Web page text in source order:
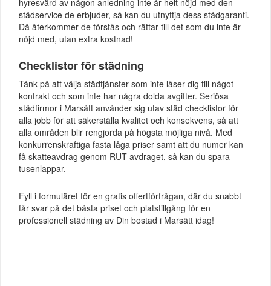
städservice de erbjuder, så kan du utnyttja dess städgaranti.
Då återkommer de förstås och rättar till det som du inte är
nöjd med, utan extra kostnad!
Checklistor för städning
Tänk på att välja städtjänster som inte låser dig till något
kontrakt och som inte har några dolda avgifter. Seriösa
städfirmor i Marsätt använder sig utav städ checklistor för
alla jobb för att säkerställa kvalitet och konsekvens, så att
alla områden blir rengjorda på högsta möjliga nivå. Med
konkurrenskraftiga fasta låga priser samt att du numer kan
få skatteavdrag genom RUT-avdraget, så kan du spara
tusenlappar.
Fyll i formuläret för en gratis offertförfrågan, där du snabbt
får svar på det bästa priset och platstillgång för en
professionell städning av Din bostad i Marsätt idag!